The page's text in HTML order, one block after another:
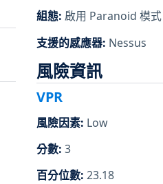
組態: 啟用 Paranoid 模式
支援的感應器: Nessus
風險資訊
VPR
風險因素: Low
分數: 3
百分位數: 23.18